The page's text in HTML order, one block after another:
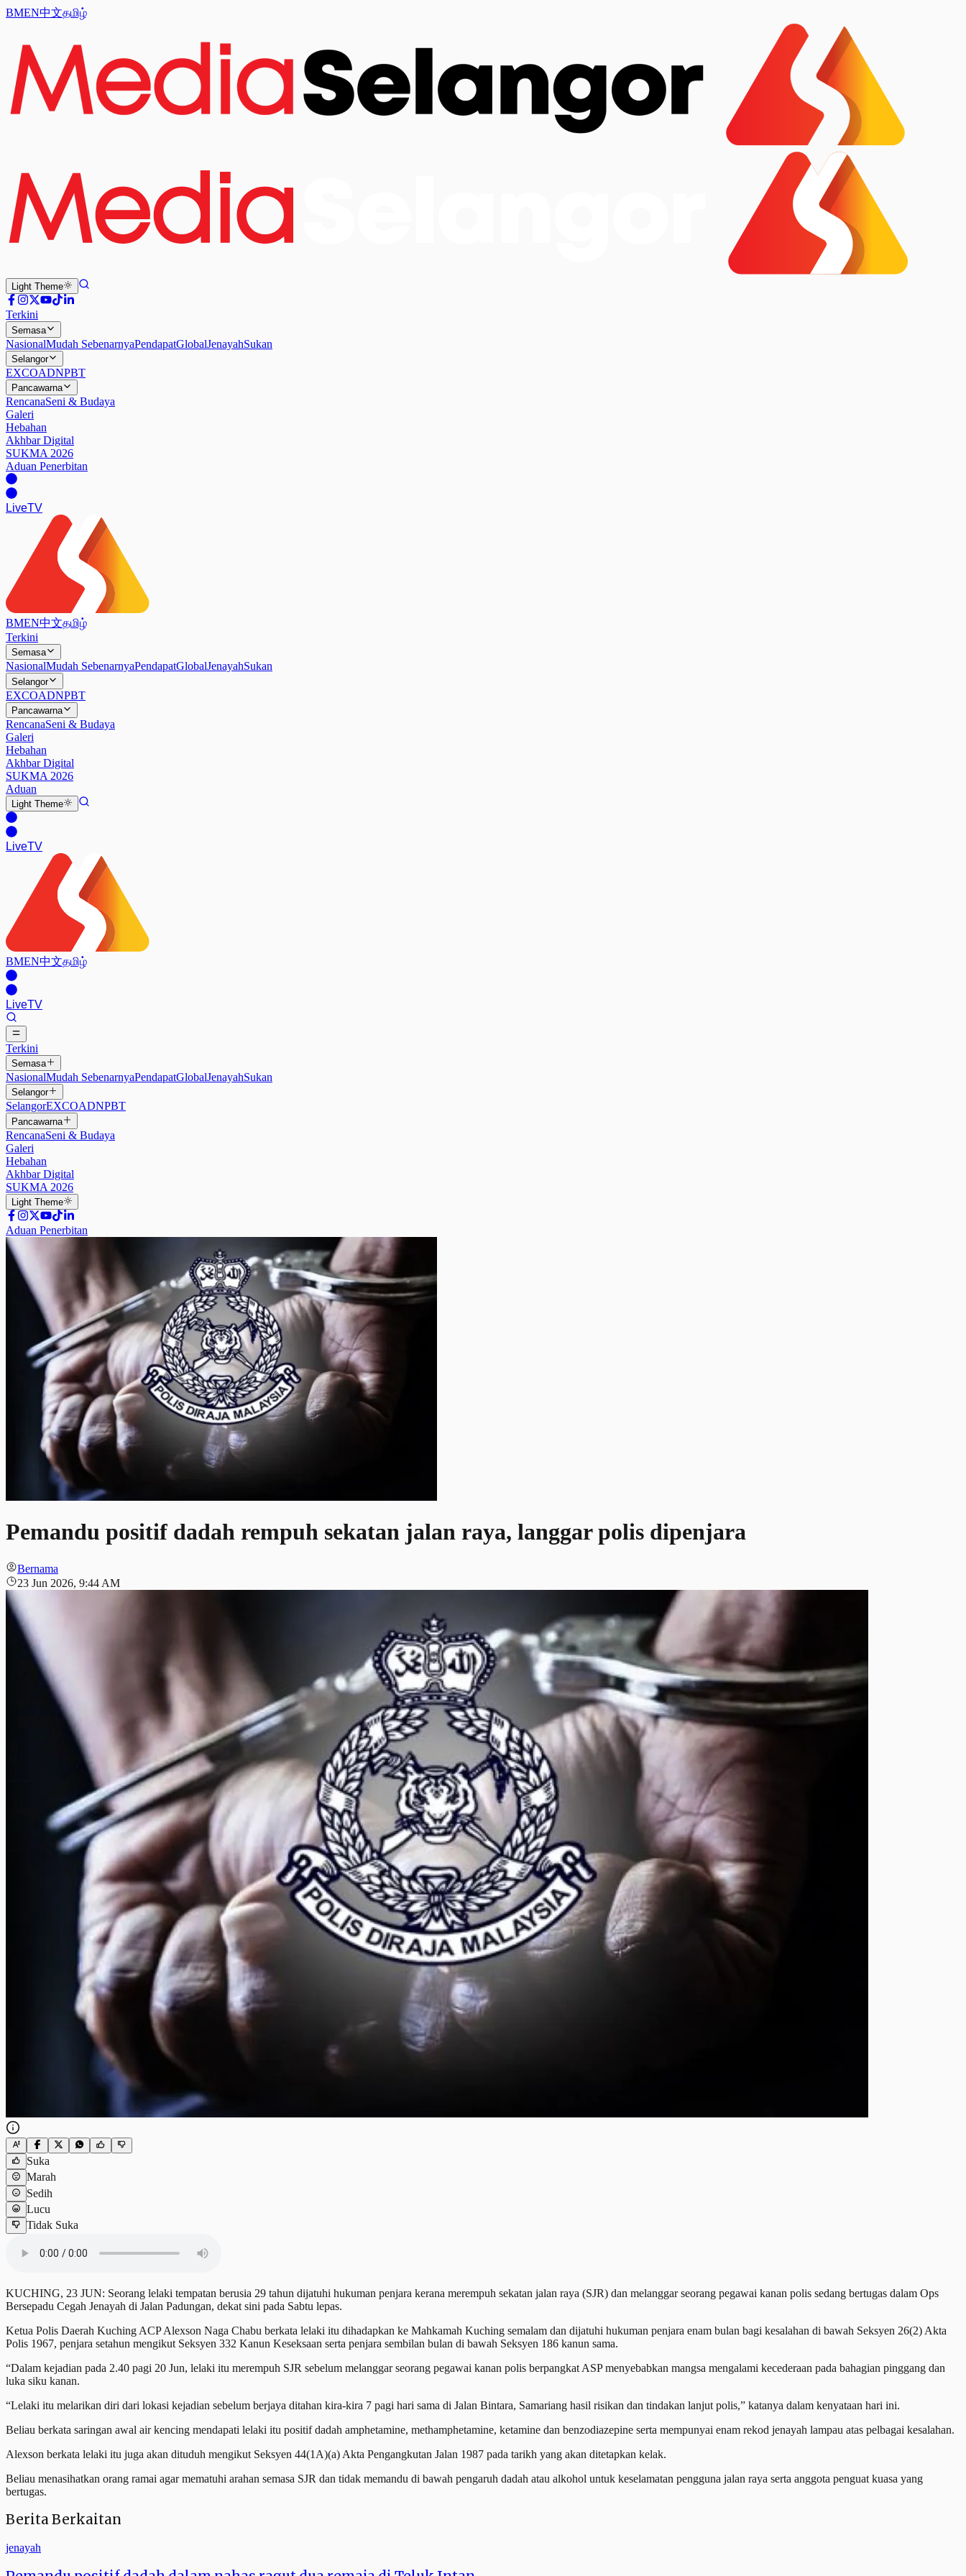
BMEN中文தமிழ்
Light Theme
Terkini
Semasa
NasionalMudah SebenarnyaPendapatGlobalJenayahSukan
Selangor
EXCOADNPBT
Pancawarna
RencanaSeni & Budaya
Galeri
Hebahan
Akhbar Digital
SUKMA 2026
Aduan Penerbitan
LiveTV
BMEN中文தமிழ்
Terkini
Semasa
NasionalMudah SebenarnyaPendapatGlobalJenayahSukan
Selangor
EXCOADNPBT
Pancawarna
RencanaSeni & Budaya
Galeri
Hebahan
Akhbar Digital
SUKMA 2026
Aduan
Light Theme
LiveTV
BMEN中文தமிழ்
LiveTV
Terkini
Semasa
NasionalMudah SebenarnyaPendapatGlobalJenayahSukan
Selangor
SelangorEXCOADNPBT
Pancawarna
RencanaSeni & Budaya
Galeri
Hebahan
Akhbar Digital
SUKMA 2026
Light Theme
Aduan Penerbitan
Pemandu positif dadah rempuh sekatan jalan raya, langgar polis dipenjara
Bernama
23 Jun 2026, 9:44 AM
Suka
Marah
Sedih
Lucu
Tidak Suka
KUCHING, 23 JUN: Seorang lelaki tempatan berusia 29 tahun dijatuhi hukuman penjara kerana merempuh sekatan jalan raya (SJR) dan melanggar seorang pegawai kanan polis sedang bertugas dalam Ops
Bersepadu Cegah Jenayah di Jalan Padungan, dekat sini pada Sabtu lepas.
Ketua Polis Daerah Kuching ACP Alexson Naga Chabu berkata lelaki itu dihadapkan ke Mahkamah Kuching semalam dan dijatuhi hukuman penjara enam bulan bagi kesalahan di bawah Seksyen 26(2) Akta
Polis 1967, penjara setahun mengikut Seksyen 332 Kanun Keseksaan serta penjara sembilan bulan di bawah Seksyen 186 kanun sama.
“Dalam kejadian pada 2.40 pagi 20 Jun, lelaki itu merempuh SJR sebelum melanggar seorang pegawai kanan polis berpangkat ASP menyebabkan mangsa mengalami kecederaan pada bahagian pinggang dan
luka siku kanan.
“Lelaki itu melarikan diri dari lokasi kejadian sebelum berjaya ditahan kira-kira 7 pagi hari sama di Jalan Bintara, Samariang hasil risikan dan tindakan lanjut polis,” katanya dalam kenyataan hari ini.
Beliau berkata saringan awal air kencing mendapati lelaki itu positif dadah amphetamine, methamphetamine, ketamine dan benzodiazepine serta mempunyai enam rekod jenayah lampau atas pelbagai kesalahan.
Alexson berkata lelaki itu juga akan dituduh mengikut Seksyen 44(1A)(a) Akta Pengangkutan Jalan 1987 pada tarikh yang akan ditetapkan kelak.
Beliau menasihatkan orang ramai agar mematuhi arahan semasa SJR dan tidak memandu di bawah pengaruh dadah atau alkohol untuk keselamatan pengguna jalan raya serta anggota penguat kuasa yang
bertugas.
Berita Berkaitan
jenayah